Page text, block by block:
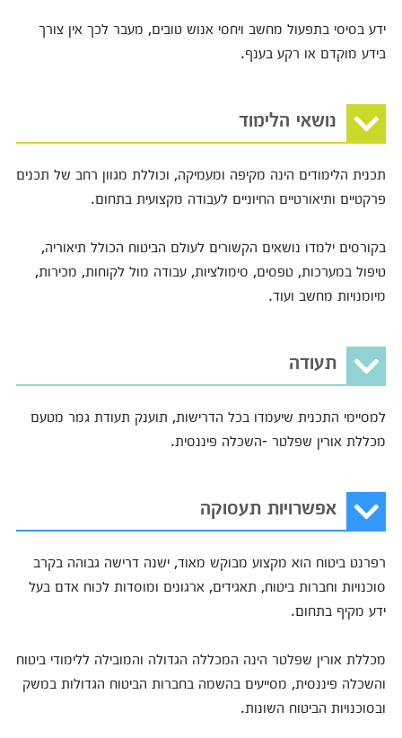
ידע בסיסי בתפעול מחשב ויחסי אנוש טובים, מעבר לכך אין צורך
בידע מוקדם או רקע בענף.
נושאי הלימוד
תכנית הלימודים הינה מקיפה ומעמיקה, וכוללת מגוון רחב של תכנים
פרקטיים ותיאורטיים החיוניים לעבודה מקצועית בתחום.
בקורסים ילמדו נושאים הקשורים לעולם הביטוח הכולל תיאוריה,
טיפול במערכות, טפסים, סימולציות, עבודה מול לקוחות, מכירות,
מיומנויות מחשב ועוד.
תעודה
למסיימי התכנית שיעמדו בכל הדרישות, תוענק תעודת גמר מטעם
מכללת אורין שפלטר -השכלה פיננסית.
אפשרויות תעסוקה
רפרנט ביטוח הוא מקצוע מבוקש מאוד, ישנה דרישה גבוהה בקרב
סוכנויות וחברות ביטוח, תאגידים, ארגונים ומוסדות לכוח אדם בעל
ידע מקיף בתחום.
מכללת אורין שפלטר הינה המכללה הגדולה והמובילה ללימודי ביטוח
והשכלה פיננסית, מסייעים בהשמה בחברות הביטוח הגדולות במשק
ובסוכנויות הביטוח השונות.